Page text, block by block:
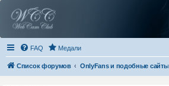
FAQ Медали
Список форумов OnlyFans и подобные сайты